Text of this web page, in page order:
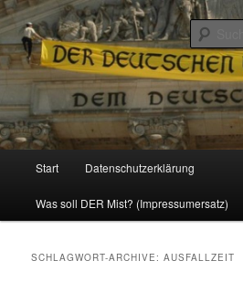
Reizzentrum
Politik, Wirtschaft, Soziales und Gesellschaft
Zum
Inhalt
Zum
sekundären
Start Datenschutzerklärung
Was soll DER Mist? (Impressumersatz)
SCHLAGWORT-ARCHIVE:AUSFALLZEIT